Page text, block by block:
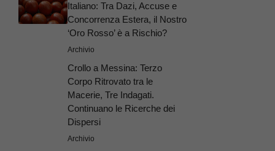
Italiano: Tra Dazi, Accuse e
Concorrenza Estera, il Nostro
‘Oro Rosso’ è a Rischio?
Archivio
Crollo a Messina: Terzo
Corpo Ritrovato tra le
Macerie, Tre Indagati.
Continuano le Ricerche dei
Dispersi
Archivio